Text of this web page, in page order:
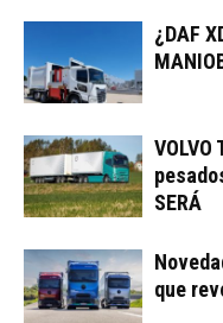
¿DAF
VOLVO
SERÁ
que